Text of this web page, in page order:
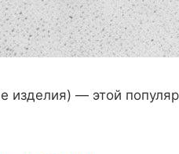
— этой